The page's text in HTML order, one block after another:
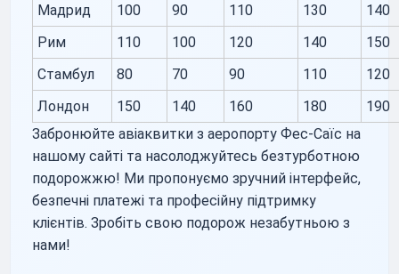
Мадрид
100 90 110 130
140
Рим
110 100 120 140
150
Стамбул
80 70 90 110
120
Лондон
150 140 160 180
190
Забронюйте авіаквитки з аеропорту Фес-Саїс на
нашому сайті та насолоджуйтесь безтурботною
подорожжю! Ми пропонуємо зручний інтерфейс,
безпечні платежі та професійну підтримку
клієнтів. Зробіть свою подорож незабутньою з
нами!